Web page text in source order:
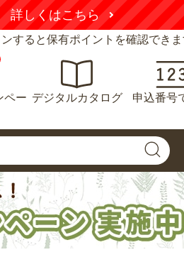
詳しくはこちら
すると保有ポイントを確認できま
ペー デジタルカタログ 申込番号